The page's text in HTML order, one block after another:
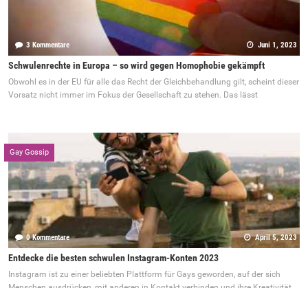
3 Kommentare Juni 1, 2023
Schwulenrechte in Europa – so wird gegen Homophobie gekämpft
Obwohl es in der EU für alle das Recht der Gleichbehandlung gilt, scheint dieser
Vorsatz nicht immer im Fokus der Gesellschaft zu stehen. Das lässt
Gay Gossip
0 Kommentare April 5, 2023
Entdecke die besten schwulen Instagram-Konten 2023
Instagram ist zu einer beliebten Plattform für Gays geworden, auf der sich